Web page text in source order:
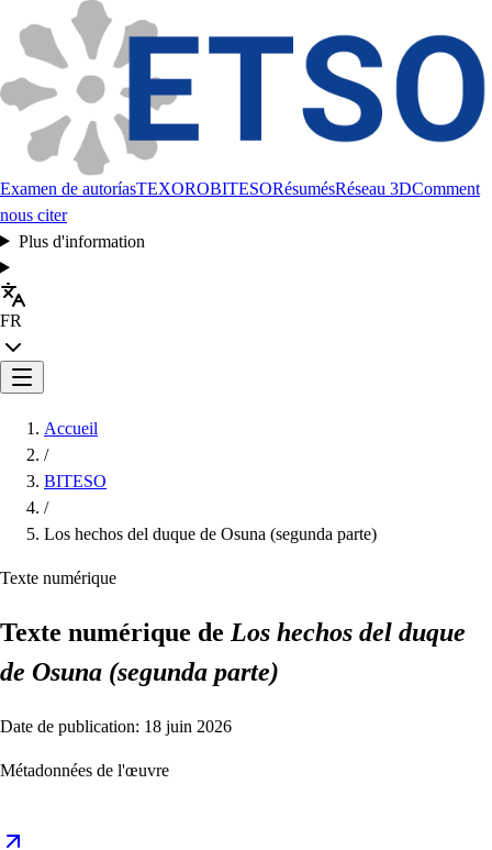
Examen de autoríasTEXOROBITESORésumésRéseau 3DComment
nous citer
Plus d'information
FR
Accueil
/
BITESO
/
Los hechos del duque de Osuna (segunda parte)
Texte numérique
Texte numérique de Los hechos del duque
de Osuna (segunda parte)
Date de publication: 18 juin 2026
Métadonnées de l'œuvre